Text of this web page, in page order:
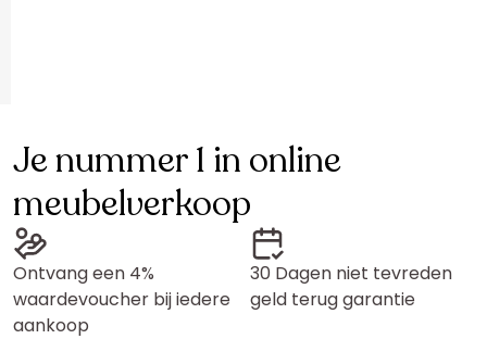
Je nummer 1 in online
meubelverkoop
Ontvang een 4%
waardevoucher bij iedere
aankoop
30 Dagen niet tevreden
geld terug garantie